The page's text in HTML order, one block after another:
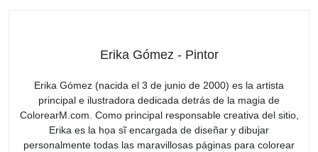
Erika Gómez - Pintor
Erika Gómez (nacida el 3 de junio de 2000) es la artista
principal e ilustradora dedicada detrás de la magia de
ColorearM.com. Como principal responsable creativa del sitio,
Erika es la họa sĩ encargada de diseñar y dibujar
personalmente todas las maravillosas páginas para colorear